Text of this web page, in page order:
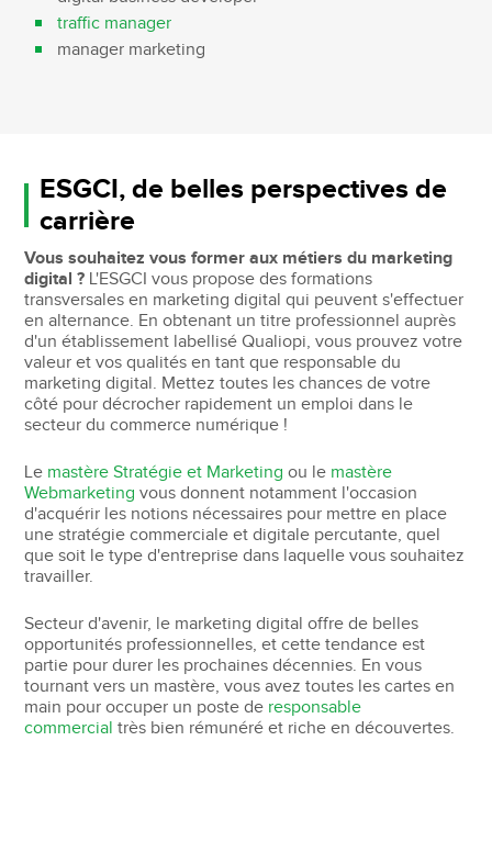
traffic manager
manager marketing
ESGCI, de belles perspectives de
carrière
Vous souhaitez vous former aux métiers du marketing
digital ? L'ESGCI vous propose des formations
transversales en marketing digital qui peuvent s'effectuer
en alternance. En obtenant un titre professionnel auprès
d'un établissement labellisé Qualiopi, vous prouvez votre
valeur et vos qualités en tant que responsable du
marketing digital. Mettez toutes les chances de votre
côté pour décrocher rapidement un emploi dans le
secteur du commerce numérique !
Le mastère Stratégie et Marketing ou le mastère
Webmarketing vous donnent notamment l'occasion
d'acquérir les notions nécessaires pour mettre en place
une stratégie commerciale et digitale percutante, quel
que soit le type d'entreprise dans laquelle vous souhaitez
travailler.
Secteur d'avenir, le marketing digital offre de belles
opportunités professionnelles, et cette tendance est
partie pour durer les prochaines décennies. En vous
tournant vers un mastère, vous avez toutes les cartes en
main pour occuper un poste de responsable
commercial très bien rémunéré et riche en découvertes.